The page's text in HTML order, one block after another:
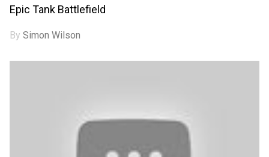
Epic Tank Battlefield
BySimon Wilson